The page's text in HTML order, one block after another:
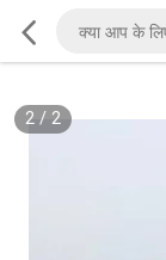
2/ 2